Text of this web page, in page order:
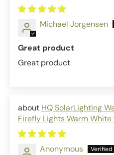
Michael Jorgensen
Great product
Great product
HQ SolarLighting
Firefly Lights Warm
Anonymous